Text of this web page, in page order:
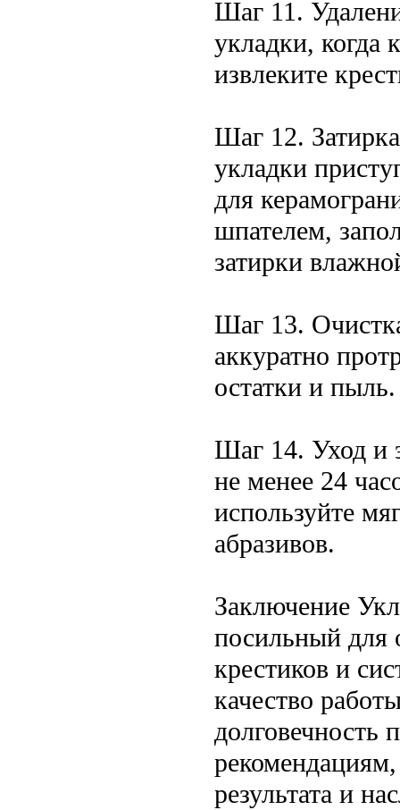
Шаг 11.
укладки, когда
извлеките
Шаг 12.
укладки
для
шпателем,
затирки
Шаг 13.
аккуратно
остатки и пыль.
Шаг 14. Уход и
не менее 24
используйте
абразивов.
Заключение
посильный для
крестиков и
качество
результата и